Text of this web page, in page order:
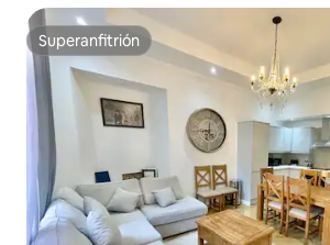
Superanfitrión
Superanfitrión